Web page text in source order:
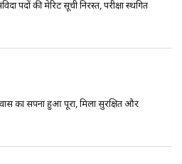
पदों की मेरिट सूची निरस्त, परीक्षा स्थगित
का सपना हुआ पूरा, मिला सुरक्षित और